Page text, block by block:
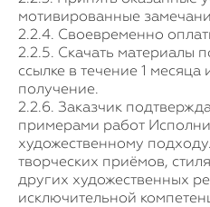
мотивированные
2.2.4. Своевременно
2.2.5. Скачать материалы
ссылке в течение 1 месяца
получение.
2.2.6. Заказчик
примерами работ
художественному
творческих приёмов,
других художественных
исключительной